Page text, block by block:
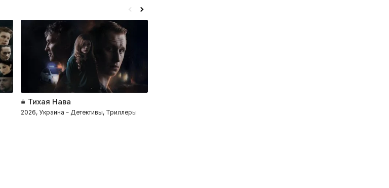
Тихая Нава
2026, Украина – Детективы, Триллеры